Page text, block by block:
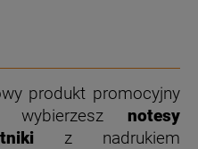
produkt promocyjny
wybierzesz notesy
z nadrukiem